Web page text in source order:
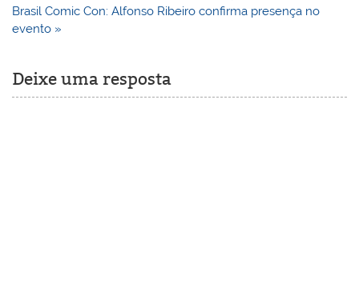
de
Post
Brasil Comic Con: Alfonso Ribeiro confirma presença no
evento »
Deixe uma resposta